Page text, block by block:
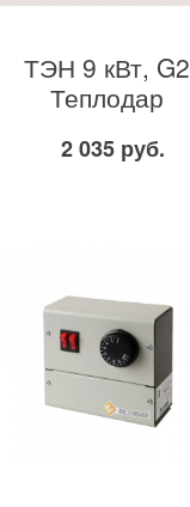
ТЭН 9 кВт, G2
Теплодар
2 035 руб.